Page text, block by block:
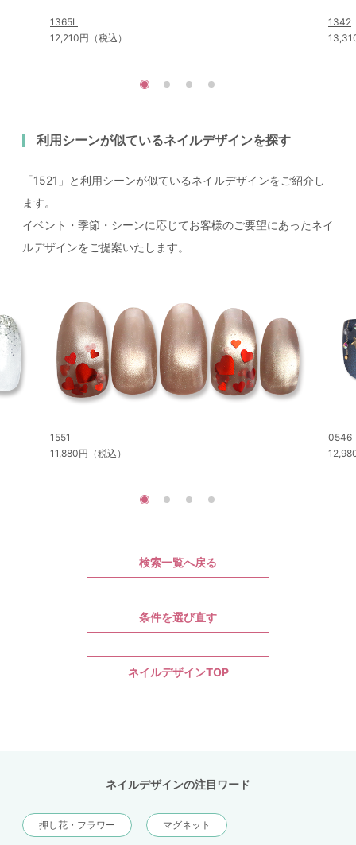
1365L
12,210円（税込）
1342
利用シーンが似ているネイルデザインを探す
「1521」と利用シーンが似ているネイルデザインをご紹介し
ます。
イベント・季節・シーンに応じてお客様のご要望にあったネイ
ルデザインをご提案いたします。
1551
11,880円（税込）
0546
検索一覧へ戻る
条件を選び直す
ネイルデザインTOP
ネイルデザインの注目ワード
押し花・フラワー マグネット